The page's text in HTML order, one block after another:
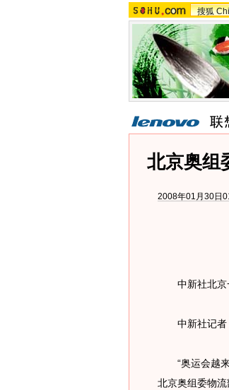
搜狐
北京奥组
2008年01月30日
中新社北京一
中新社记者
“奥运会越来
北京奥组委物